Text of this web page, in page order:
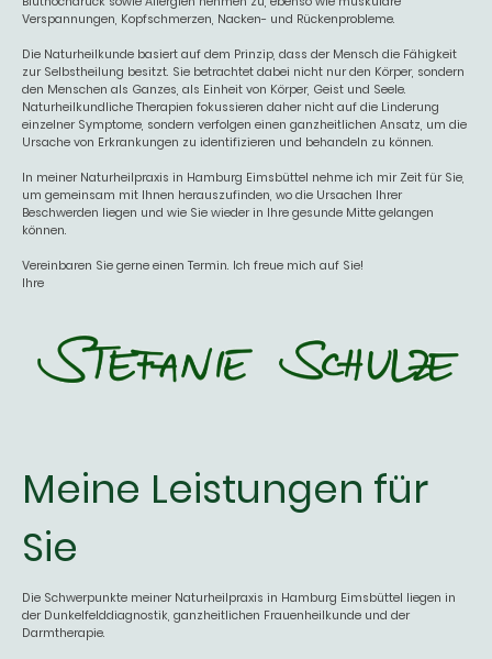
Verspannungen, Kopfschmerzen, Nacken- und Rückenprobleme.
Die Naturheilkunde basiert auf dem Prinzip, dass der Mensch die Fähigkeit
zur Selbstheilung besitzt. Sie betrachtet dabei nicht nur den Körper, sondern
den Menschen als Ganzes, als Einheit von Körper, Geist und Seele.
Naturheilkundliche Therapien fokussieren daher nicht auf die Linderung
einzelner Symptome, sondern verfolgen einen ganzheitlichen Ansatz, um die
Ursache von Erkrankungen zu identifizieren und behandeln zu können.
In meiner Naturheilpraxis in Hamburg Eimsbüttel nehme ich mir Zeit für Sie,
um gemeinsam mit Ihnen herauszufinden, wo die Ursachen Ihrer
Beschwerden liegen und wie Sie wieder in Ihre gesunde Mitte gelangen
können.
Vereinbaren Sie gerne einen Termin. Ich freue mich auf Sie!
Ihre
Meine Leistungen für
Sie
Die Schwerpunkte meiner Naturheilpraxis in Hamburg Eimsbüttel liegen in
der Dunkelfelddiagnostik, ganzheitlichen Frauenheilkunde und der
Darmtherapie.